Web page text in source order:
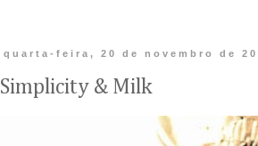
quarta-feira, 20 de novembro de
Simplicity & Milk